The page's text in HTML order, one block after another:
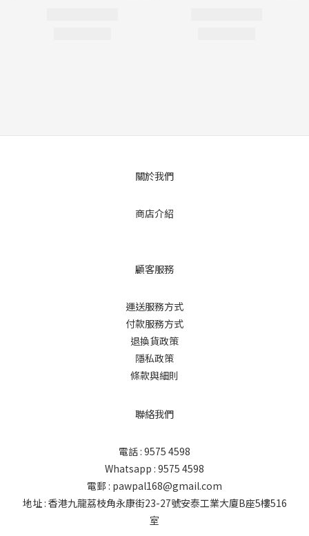
關於我們
商店介紹
顧客服務
運送服務方式
付款服務方式
退換貨政策
隱私政策
條款與細則
聯絡我們
電話 : 9575 4598
Whatsapp : 9575 4598
電郵 : pawpal168@gmail.com
地址 : 香港九龍荔枝角永康街23-27號安泰工業大廈B座5樓516
室